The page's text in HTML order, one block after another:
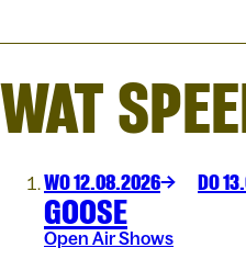
WAT
WO 12.08.2026 DO
GOOSE
Open Air Shows